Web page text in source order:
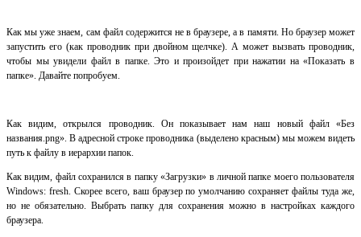
Как мы уже знаем, сам файл содержится не в браузере, а в памяти. Но браузер может
запустить его (как проводник при двойном щелчке). А может вызвать проводник,
чтобы мы увидели файл в папке. Это и произойдет при нажатии на «Показать в
папке». Давайте попробуем.
Как видим, открылся проводник. Он показывает нам наш новый файл «Без
названия.png». В адресной строке проводника (выделено красным) мы можем видеть
путь к файлу в иерархии папок.
Как видим, файл сохранился в папку «Загрузки» в личной папке моего пользователя
Windows: fresh. Скорее всего, ваш браузер по умолчанию сохраняет файлы туда же,
но не обязательно. Выбрать папку для сохранения можно в настройках каждого
браузера.